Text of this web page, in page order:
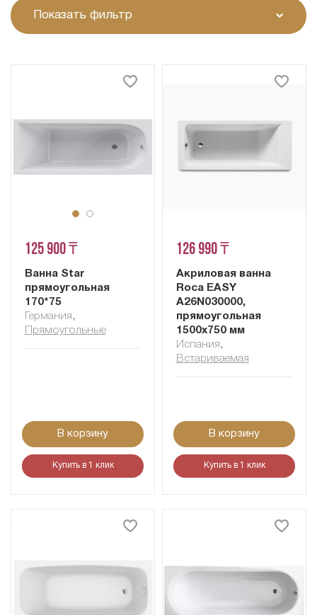
Показать фильтр
125 900 ₸
Ванна Star
прямоугольная
170*75
Германия ,
Прямоугольные
В корзину
Купить в 1 клик
126 990 ₸
Акриловая ванна
Roca EASY
A26N030000,
прямоугольная
1500x750 мм
Испания ,
Встариваемая
В корзину
Купить в 1 клик